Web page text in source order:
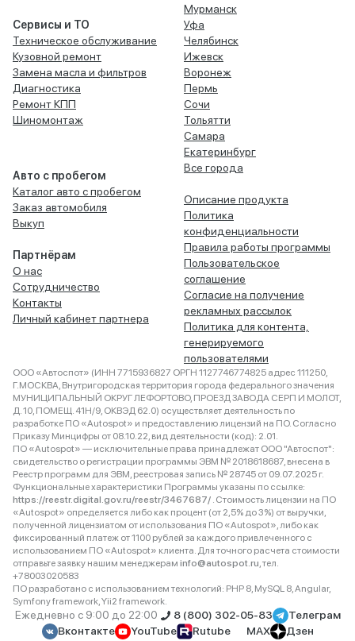
Сервисы и ТО
Техническое обслуживание
Кузовной ремонт
Замена масла и фильтров
Диагностика
Ремонт КПП
Шиномонтаж
Авто с пробегом
Каталог авто с пробегом
Заказ автомобиля
Выкуп
Партнёрам
О нас
Сотрудничество
Контакты
Личный кабинет партнера
Мурманск
Уфа
Челябинск
Ижевск
Воронеж
Пермь
Сочи
Тольятти
Самара
Екатеринбург
Все города
Описание продукта
Политика
конфиденциальности
Правила работы программы
Пользовательское
соглашение
Согласие на получение
рекламных рассылок
Политика для контента,
генерируемого
пользователями
ООО «Автоспот» (ИНН 7715936827 ОРГН 1127746774825 адрес 111250,
Г.МОСКВА, Внутригородская территория города федерального значения
МУНИЦИПАЛЬНЫЙ ОКРУГ ЛЕФОРТОВО, ПРОЕЗД ЗАВОДА СЕРП И МОЛОТ,
Д. 10, ПОМЕЩ. 41Н/9, ОКВЭД 62.0) осуществляет деятельность по
разработке ПО «Autospot» и предоставлению лицензий на ПО. Согласно
Приказу Минцифры от 08.10.22, вид деятельности (код): 2.01.
ПО «Autospot» — исключительные права принадлежат ООО "Автоспот":
свидетельство о регистрации программы ЭВМ № 2018618687, внесена в
Реестр программ для ЭВМ, реестровая запись № 28745 от 09.07.2025 г.
Функциональные характеристики Программы указаны по ссылке:
https://reestr.digital.gov.ru/reestr/3467687/ . Стоимость лицензии на ПО
«Autospot» определяется либо как процент (от 2,5% до 3%) от выручки,
полученной лицензиатом от использования ПО «Autospot», либо как
фиксированный платеж от 1100 рублей за каждого привлеченного с
использованием ПО «Autospot» клиента. Для точного расчета стоимости
отправьте заявку нашим менеджерам info@autospot.ru, тел.
+78003020583
ПО разработано с использованием технологий: PHP 8, MySQL 8, Angular,
Symfony framework, Yii2 framework.
Ежедневно с 9:00 до 22:00 8 (800) 302-05-83
Телеграм
Вконтакте
YouTube Rutube MAX
Дзен